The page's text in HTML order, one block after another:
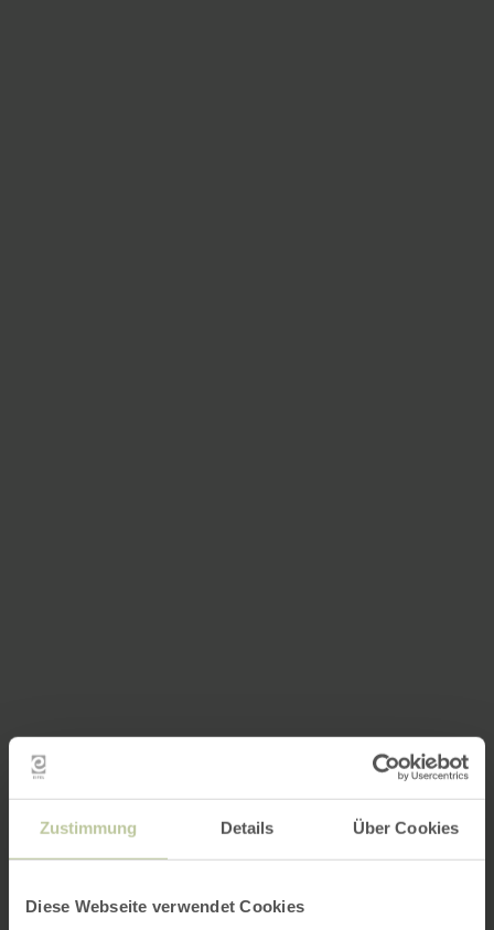
Zustimmung Details Über Cookies
Diese Webseite verwendet Cookies